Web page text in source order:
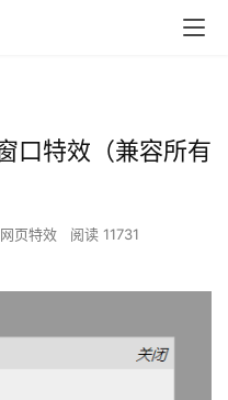
口特效（兼容所有
网页特效 阅读 11731